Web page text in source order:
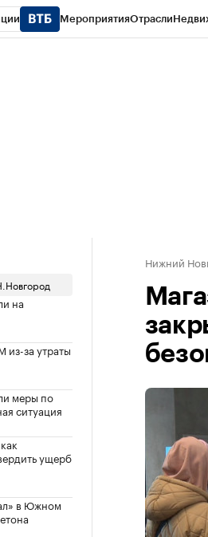
МероприятияОтрасли
на
за утраты
меры по
ситуация
ущерб
в Южном
Нижний